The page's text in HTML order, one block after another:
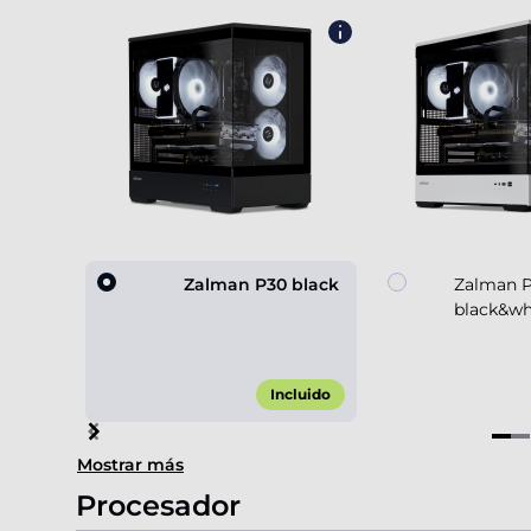
Zalman P30 black
Incluido
Zalman
Item
1
of
4
Mostrar más
Procesador